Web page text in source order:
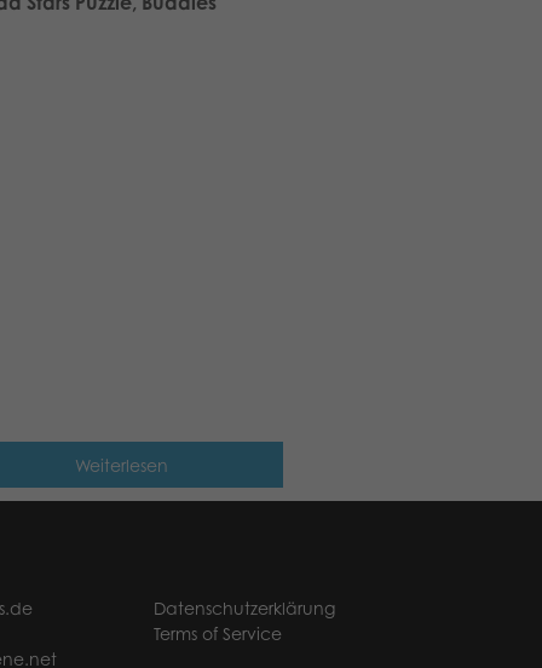
Weiterlesen
Datenschutzerklärung
Terms of Service